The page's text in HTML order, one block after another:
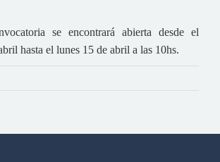
se encontrará abierta desde el
hasta el lunes 15 de abril a las 10hs.